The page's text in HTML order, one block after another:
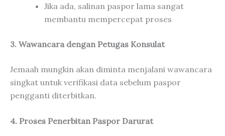
Jika ada, salinan paspor lama sangat
membantu mempercepat proses
3. Wawancara dengan Petugas Konsulat
Jemaah mungkin akan diminta menjalani wawancara
singkat untuk verifikasi data sebelum paspor
pengganti diterbitkan.
4. Proses Penerbitan Paspor Darurat